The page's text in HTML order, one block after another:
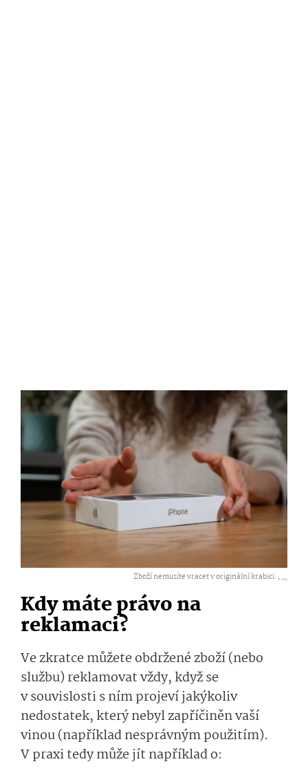
Zboží nemusíte vracet v originální krabici. ,...
Kdy máte právo na
reklamaci?
Ve zkratce můžete obdržené zboží (nebo
službu) reklamovat vždy, když se
v souvislosti s ním projeví jakýkoliv
nedostatek, který nebyl zapříčiněn vaší
vinou (například nesprávným použitím).
V praxi tedy může jít například o: